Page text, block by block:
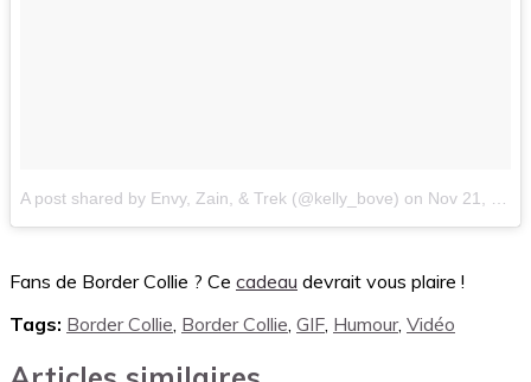
A post shared by Envy, Zain, & Trek (@kelly_bove) on Nov 21, 2016 at 4:49am PST
Fans de Border Collie ? Ce cadeau devrait vous plaire !
Tags: Border Collie Border Collie GIF Humour, Vidéo